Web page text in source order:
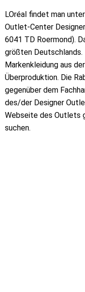
LOréal findet man
Outlet-Center
6041 TD Roermond).
größten
Markenkleidung aus
Überproduktion. Die
gegenüber dem
des/der Designer
Webseite des Outlets
suchen.